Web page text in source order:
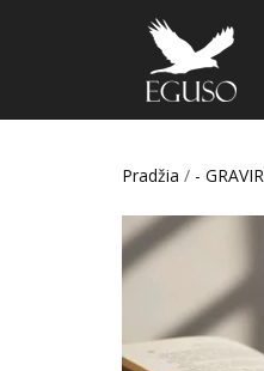
Pradžia / -